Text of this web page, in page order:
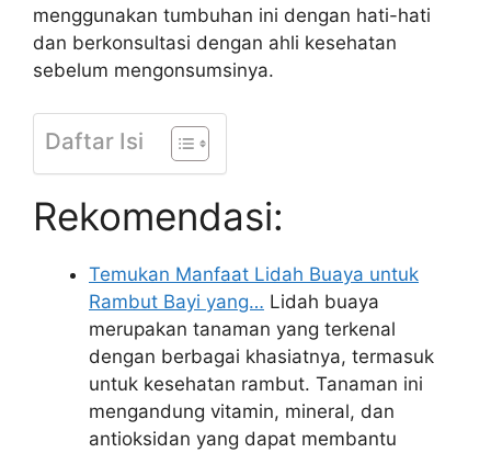
menggunakan tumbuhan ini dengan hati-hati
dan berkonsultasi dengan ahli kesehatan
sebelum mengonsumsinya.
Daftar Isi
Rekomendasi:
Temukan Manfaat Lidah Buaya untuk
Rambut Bayi yang… Lidah buaya
merupakan tanaman yang terkenal
dengan berbagai khasiatnya, termasuk
untuk kesehatan rambut. Tanaman ini
mengandung vitamin, mineral, dan
antioksidan yang dapat membantu